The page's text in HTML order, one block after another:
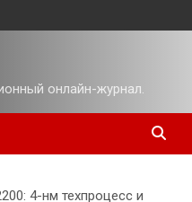
онлайн-журнал.
4-нм техпроцесс и